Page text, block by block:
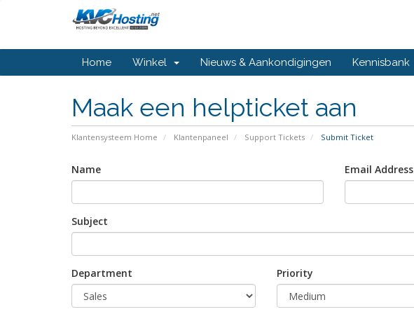
Home Winkel Nieuws & Aankondigingen Kennisbank
Maak een helpticket aan
Klantensysteem Home Klantenpaneel Support Tickets Submit Ticket
Name Email Address
Subject
Department Priority